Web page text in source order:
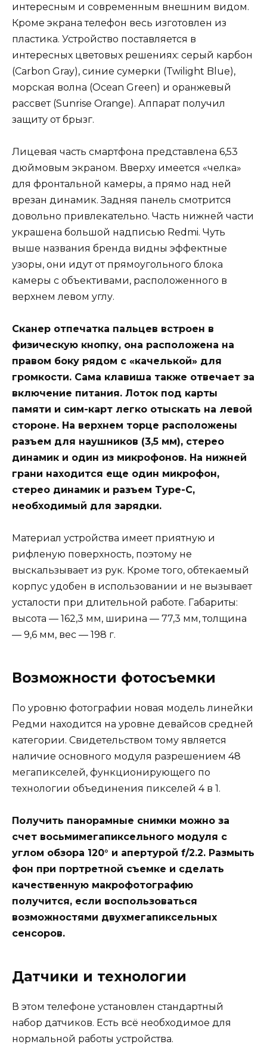
интересным и современным внешним видом.
Кроме экрана телефон весь изготовлен из
пластика. Устройство поставляется в
интересных цветовых решениях: серый карбон
(Carbon Gray), синие сумерки (Twilight Blue),
морская волна (Ocean Green) и оранжевый
рассвет (Sunrise Orange). Аппарат получил
защиту от брызг.
Лицевая часть смартфона представлена 6,53
дюймовым экраном. Вверху имеется «челка»
для фронтальной камеры, а прямо над ней
врезан динамик. Задняя панель смотрится
довольно привлекательно. Часть нижней части
украшена большой надписью Redmi. Чуть
выше названия бренда видны эффектные
узоры, они идут от прямоугольного блока
камеры с объективами, расположенного в
верхнем левом углу.
Сканер отпечатка пальцев встроен в
физическую кнопку, она расположена на
правом боку рядом с «качелькой» для
громкости. Сама клавиша также отвечает за
включение питания. Лоток под карты
памяти и сим-карт легко отыскать на левой
стороне. На верхнем торце расположены
разъем для наушников (3,5 мм), стерео
динамик и один из микрофонов. На нижней
грани находится еще один микрофон,
стерео динамик и разъем Type-C,
необходимый для зарядки.
Материал устройства имеет приятную и
рифленую поверхность, поэтому не
выскальзывает из рук. Кроме того, обтекаемый
корпус удобен в использовании и не вызывает
усталости при длительной работе. Габариты:
высота — 162,3 мм, ширина — 77,3 мм, толщина
— 9,6 мм, вес — 198 г.
Возможности фотосъемки
По уровню фотографии новая модель линейки
Редми находится на уровне девайсов средней
категории. Свидетельством тому является
наличие основного модуля разрешением 48
мегапикселей, функционирующего по
технологии объединения пикселей 4 в 1.
Получить панорамные снимки можно за
счет восьмимегапиксельного модуля с
углом обзора 120° и апертурой f/2.2. Размыть
фон при портретной съемке и сделать
качественную макрофотографию
получится, если воспользоваться
возможностями двухмегапиксельных
сенсоров.
Датчики и технологии
В этом телефоне установлен стандартный
набор датчиков. Есть всё необходимое для
нормальной работы устройства.